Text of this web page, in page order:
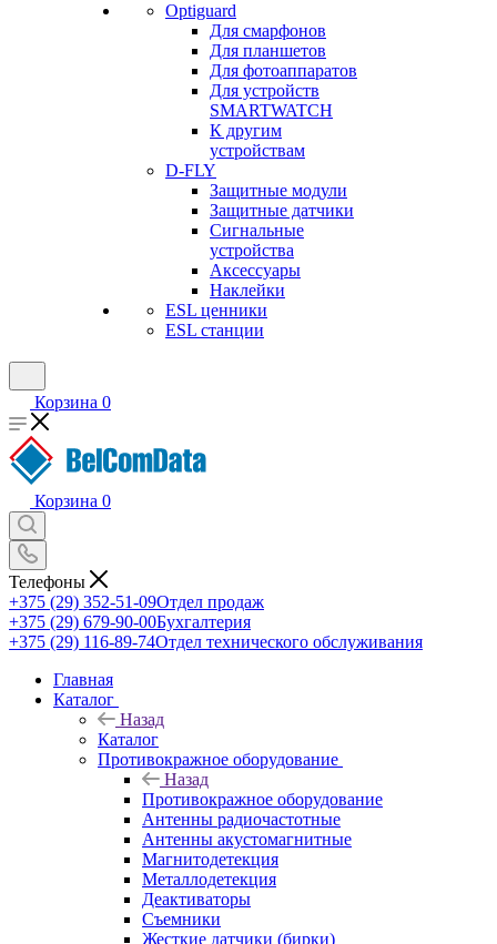
Optiguard
Для смарфонов
Для планшетов
Для фотоаппаратов
Для устройств
SMARTWATCH
К другим
устройствам
D-FLY
Защитные модули
Защитные датчики
Сигнальные
устройства
Аксессуары
Наклейки
ESL ценники
ESL станции
Корзина 0
Корзина 0
Телефоны
+375 (29) 352-51-09Отдел продаж
+375 (29) 679-90-00Бухгалтерия
+375 (29) 116-89-74Отдел технического обслуживания
Главная
Каталог
Назад
Каталог
Противокражное оборудование
Назад
Противокражное оборудование
Антенны радиочастотные
Антенны акустомагнитные
Магнитодетекция
Металлодетекция
Деактиваторы
Съемники
Жесткие датчики (бирки)